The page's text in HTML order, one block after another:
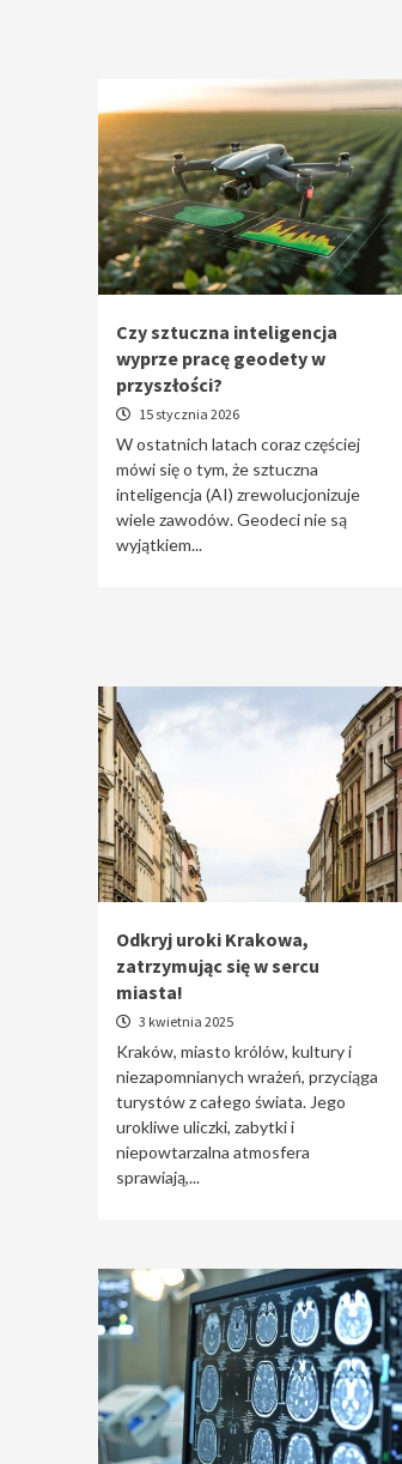
Czy sztuczna inteligencja
wyprze pracę geodety w
przyszłości?
15 stycznia 2026
W ostatnich latach coraz częściej
mówi się o tym, że sztuczna
inteligencja (AI) zrewolucjonizuje
wiele zawodów. Geodeci nie są
wyjątkiem...
Odkryj uroki Krakowa,
zatrzymując się w sercu
miasta!
3 kwietnia 2025
Kraków, miasto królów, kultury i
niezapomnianych wrażeń, przyciąga
turystów z całego świata. Jego
urokliwe uliczki, zabytki i
niepowtarzalna atmosfera
sprawiają,...